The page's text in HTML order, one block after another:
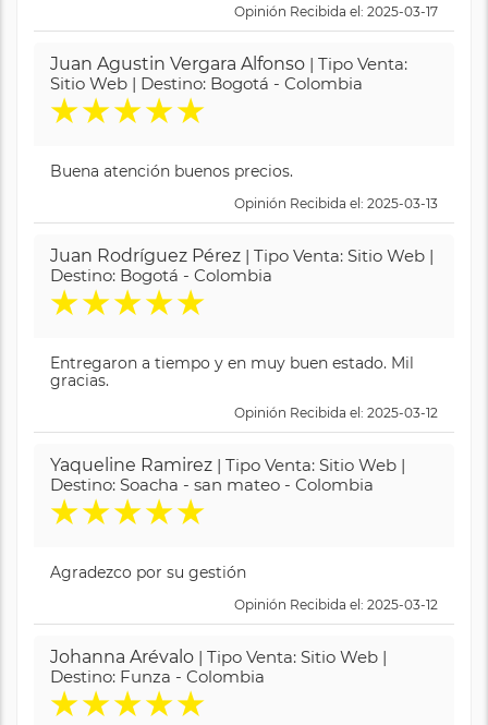
Opinión Recibida el: 2025-03-17
Juan Agustin Vergara Alfonso | Tipo Venta:
Sitio Web | Destino: Bogotá - Colombia
★★★★★
Buena atención buenos precios.
Opinión Recibida el: 2025-03-13
Juan Rodríguez Pérez | Tipo Venta: Sitio Web |
Destino: Bogotá - Colombia
★★★★★
Entregaron a tiempo y en muy buen estado. Mil
gracias.
Opinión Recibida el: 2025-03-12
Yaqueline Ramirez | Tipo Venta: Sitio Web |
Destino: Soacha - san mateo - Colombia
★★★★★
Agradezco por su gestión
Opinión Recibida el: 2025-03-12
Johanna Arévalo | Tipo Venta: Sitio Web |
Destino: Funza - Colombia
★★★★★